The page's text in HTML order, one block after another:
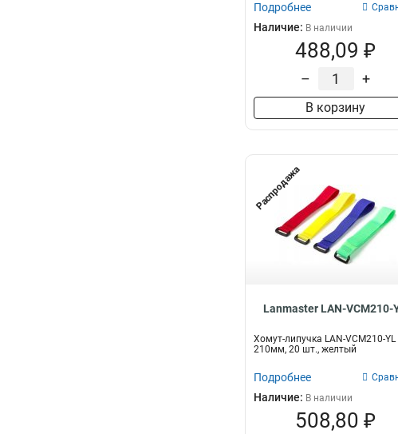
Подробнее
Наличие: В наличии
488,09 ₽
– +
В корзину
Распродажа
Lanmaster LAN-VCM210-
Хомут-липучка LAN-VCM210-YL
210мм, 20 шт., желтый
Подробнее
Наличие: В наличии
508,80 ₽